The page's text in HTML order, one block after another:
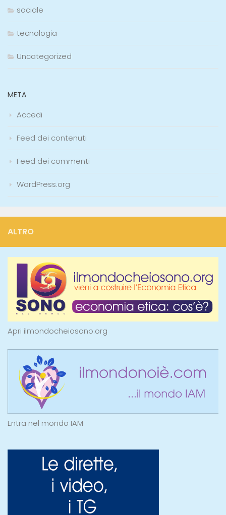
sociale
tecnologia
Uncategorized
META
Accedi
Feed dei contenuti
Feed dei commenti
WordPress.org
ALTRO
Apri ilmondocheiosono.org
Entra nel mondo IAM